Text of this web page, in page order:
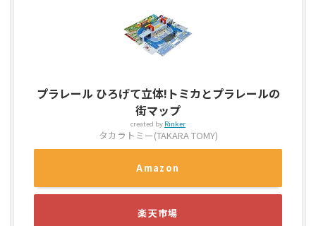
プラレール ひろげて立体!トミカとプラレールの
街マップ
created by Rinker
タカラトミー(TAKARA TOMY)
Amazon
楽天市場